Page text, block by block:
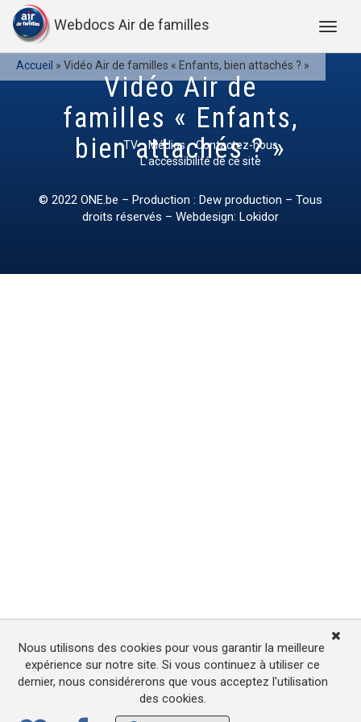
Webdocs Air de familles
Accueil » Vidéo Air de familles « Enfants, bien attachés ? »
Vidéo Air de
familles « Enfants,
bien attachés ? »
TV Médias
Contactez-nous
L’accessibilité de ce site
© 2022 ONE.be – Production : Dew production – Tous
droits réservés – Webdesign: Lokidor
Nous utilisons des cookies pour vous garantir la meilleure
expérience sur notre site. Si vous continuez à utiliser ce
dernier, nous considérerons que vous acceptez l'utilisation
des cookies.